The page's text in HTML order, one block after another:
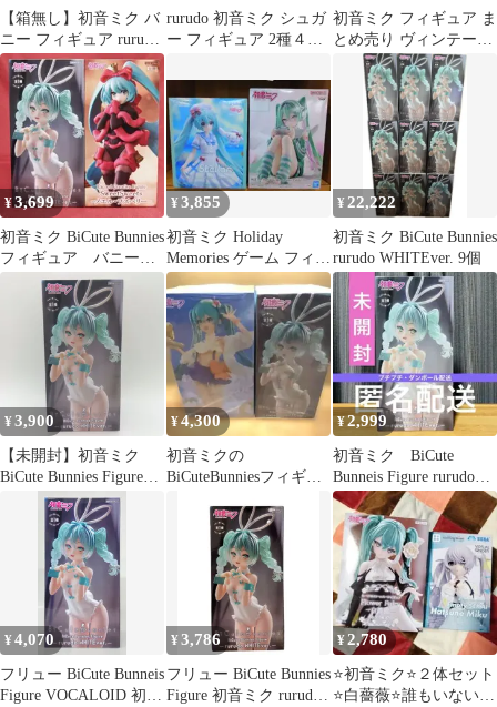
【箱無し】初音ミク バ
ニー フィギュア rurudo
WHITEver.
rurudo 初音ミク シュガ
ー フィギュア 2種４個
初音ミク フィギュア ま
とめ売り ヴィンテージ
ドール BiCute rurudo
¥3,699
初音ミク BiCute Bunnies
フィギュア バニー
Sweet ノエル
¥3,855
初音ミク Holiday
Memories ゲーム フィギ
ュア rurudo
¥ 22,222
初音ミク BiCute Bunnies
rurudo WHITEver. 9個
¥3,900
【未開封】初音ミク
BiCute Bunnies Figure
rurudo WHITEver. バニ
ーガール フィギュア フ
リュー FuRyu プライズ
¥4,300
初音ミクの
BiCuteBunniesフィギュ
スフィギュア
¥2,999
初音ミク BiCute
Bunneis Figure rurudo
WHITE
¥4,070
フリュー BiCute Bunneis
Figure VOCALOID 初音
¥ 3,786
フリュー BiCute Bunnies
Figure 初音ミク rurudo
¥2,780
⭐初音ミク⭐２体セット
⭐白薔薇⭐誰もいないセ